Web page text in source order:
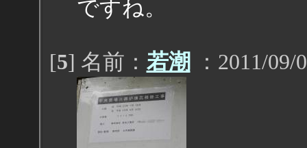
ですね。
[5] 名前： 若潮 ：2011/